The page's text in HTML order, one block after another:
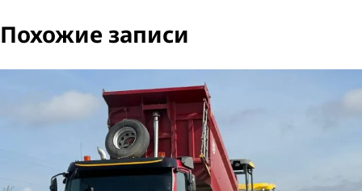
Похожие записи